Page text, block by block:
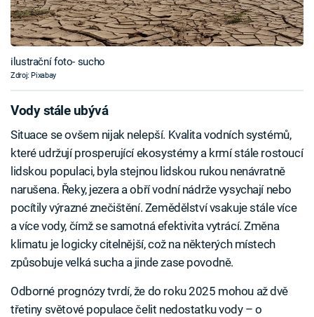
ilustrační foto- sucho
Zdroj: Pixabay
Vody stále ubývá
Situace se ovšem nijak nelepší. Kvalita vodních systémů,
které udržují prosperující ekosystémy a krmí stále rostoucí
lidskou populaci, byla stejnou lidskou rukou nenávratně
narušena. Řeky, jezera a obří vodní nádrže vysychají nebo
pocítily výrazné znečištění. Zemědělství vsakuje stále více
a více vody, čímž se samotná efektivita vytrácí. Změna
klimatu je logicky citelnější, což na některých místech
způsobuje velká sucha a jinde zase povodně.
Odborné prognózy tvrdí, že do roku 2025 mohou až dvě
třetiny světové populace čelit nedostatku vody – o